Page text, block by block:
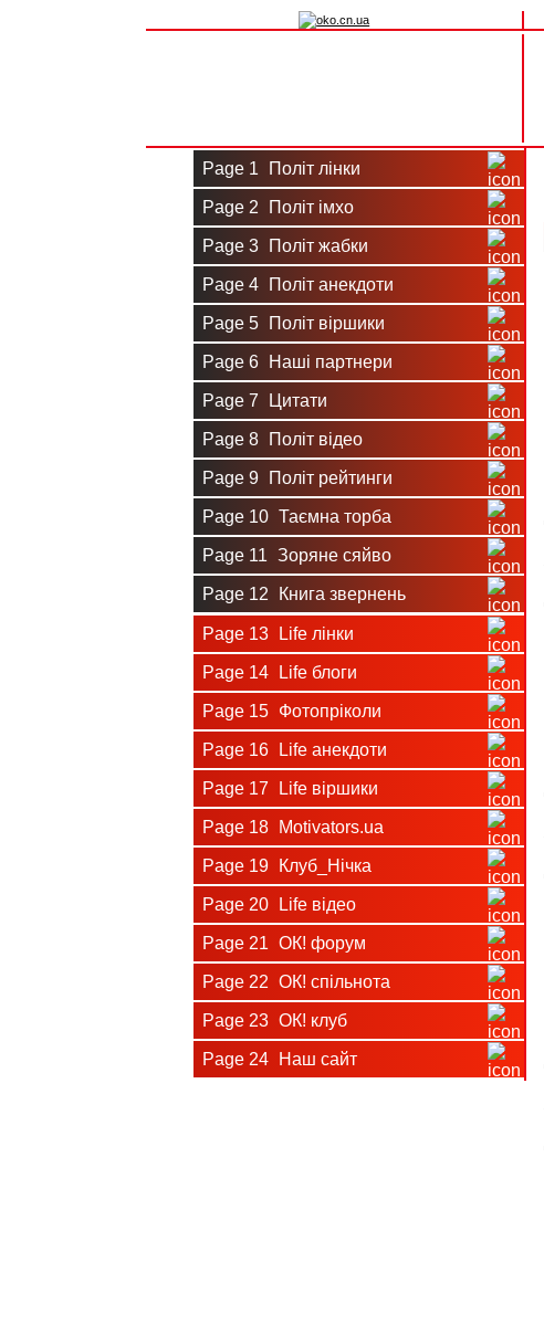
Page 1 Політ лінки
Page 2 Політ імхо
Page 3 Політ жабки
Page 4 Політ анекдоти
Page 5 Політ віршики
Page 6 Наші партнери
Page 7 Цитати
Page 8 Політ відео
Page 9 Політ рейтинги
Page 10 Таємна торба
Page 11 Зоряне сяйво
Page 12 Книга звернень
Page 13 Life лінки
Page 14 Life блоги
Page 15 Фотопріколи
Page 16 Life анекдоти
Page 17 Life віршики
Page 18 Motivators.ua
Page 19 Клуб_Нічка
Page 20 Life відео
Page 21 ОК! форум
Page 22 ОК! спільнота
Page 23 ОК! клуб
Page 24 Наш сайт